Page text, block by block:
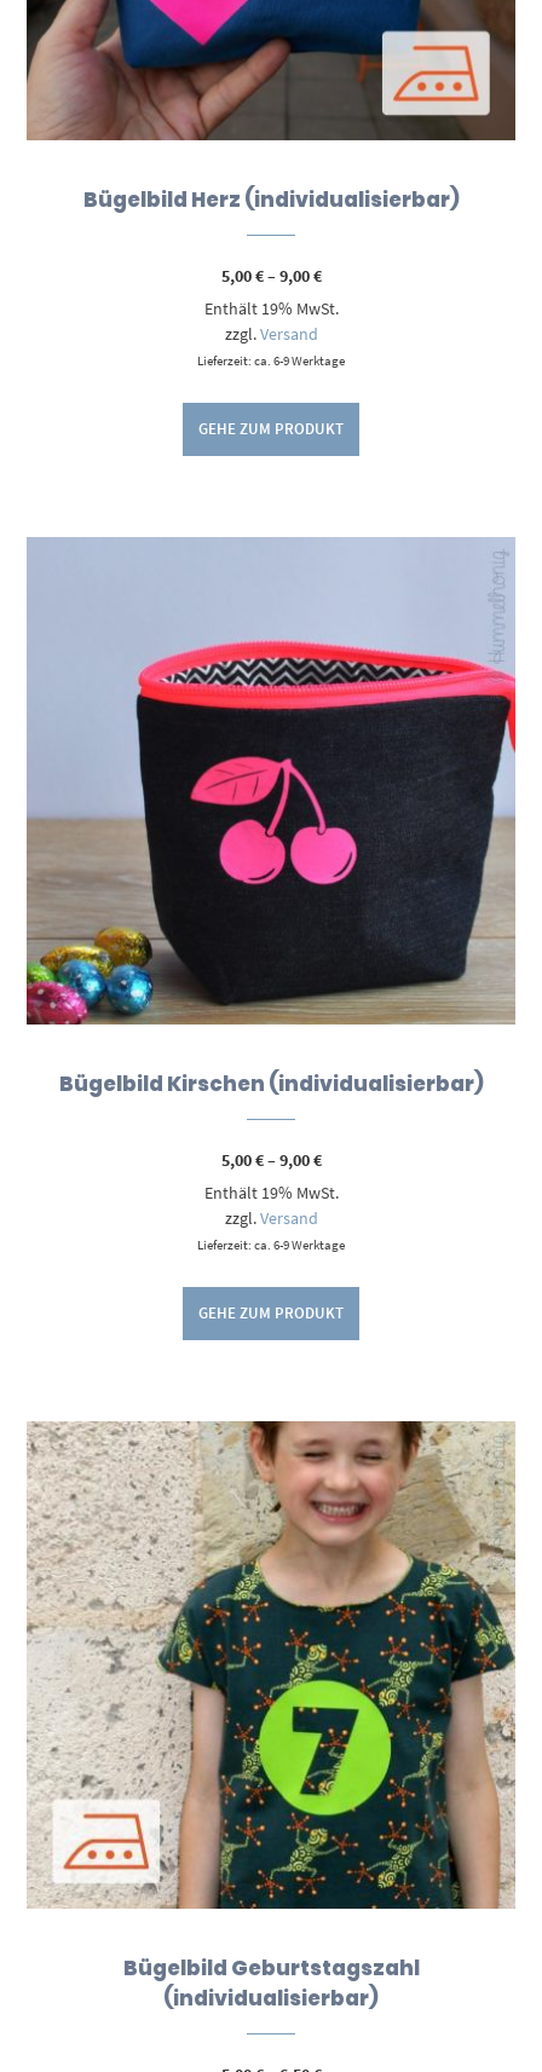
Bügelbild Herz (individualisierbar)
5,00€–9,00€Preisspanne:
bis
Enthält 19% MwSt.
zzgl.Versand
Lieferzeit: ca. 6-9 Werktage
GEHE ZUM PRODUKT
Bügelbild Kirschen (individualisierbar)
5,00€–9,00€Preisspanne:
bis
Enthält 19% MwSt.
zzgl.Versand
Lieferzeit: ca. 6-9 Werktage
GEHE ZUM PRODUKT
Bügelbild Geburtstagszahl
(individualisierbar)